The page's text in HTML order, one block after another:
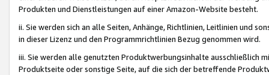
Produkten und Dienstleistungen auf einer Amazon-Website besteht.
ii. Sie werden sich an alle Seiten, Anhänge, Richtlinien, Leitlinien und
in dieser Lizenz und den Programmrichtlinien Bezug genommen wird.
iii. Sie werden alle genutzten Produktwerbungsinhalte ausschließlich
Produktseite oder sonstige Seite, auf die sich der betreffende